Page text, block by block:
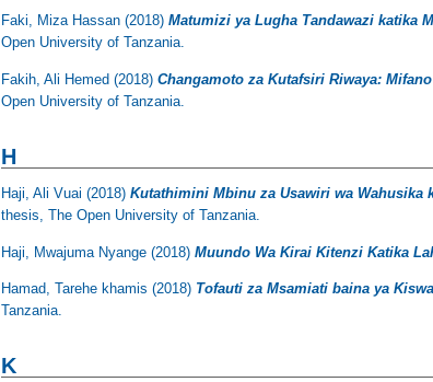
Faki, Miza Hassan (2018)Matumizi ya Lugha Tandawazi katika
Open University of Tanzania.
Fakih, Ali Hemed (2018)Changamoto za Kutafsiri Riwaya:
Open University of Tanzania.
H
Haji, Ali Vuai (2018)Kutathimini Mbinu za Usawiri wa Wahusika
thesis, The Open University of Tanzania.
Haji, Mwajuma Nyange (2018)Muundo Wa Kirai Kitenzi Katika
Hamad, Tarehe khamis (2018) Tofauti za Msamiati baina ya
Tanzania.
K